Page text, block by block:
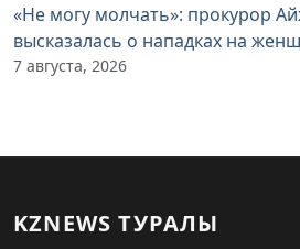
«Не могу молчать»: прокурор
высказалась о нападках на
7 августа, 2026
KZNEWS ТУРАЛЫ